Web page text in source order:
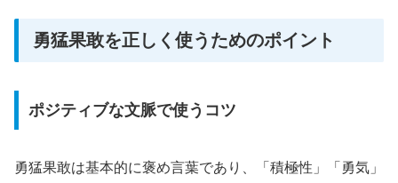
勇猛果敢を正しく使うためのポイント
ポジティブな文脈で使うコツ
勇猛果敢は基本的に褒め言葉であり、「積極性」「勇気」